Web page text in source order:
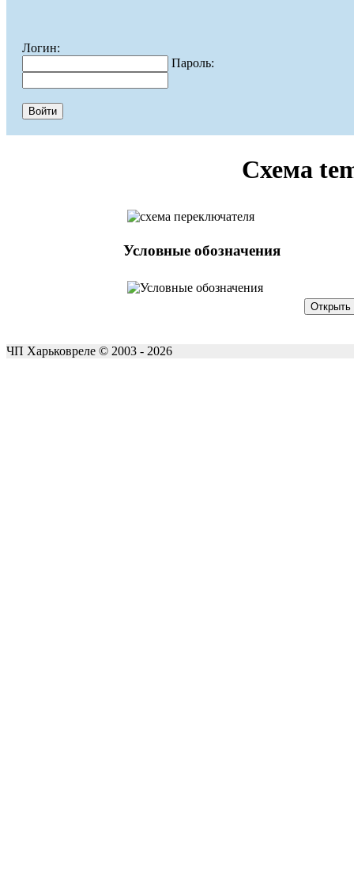
Логин:
Пароль:
Схема
Условные обозначения
ЧП Харьковреле © 2003 - 2026